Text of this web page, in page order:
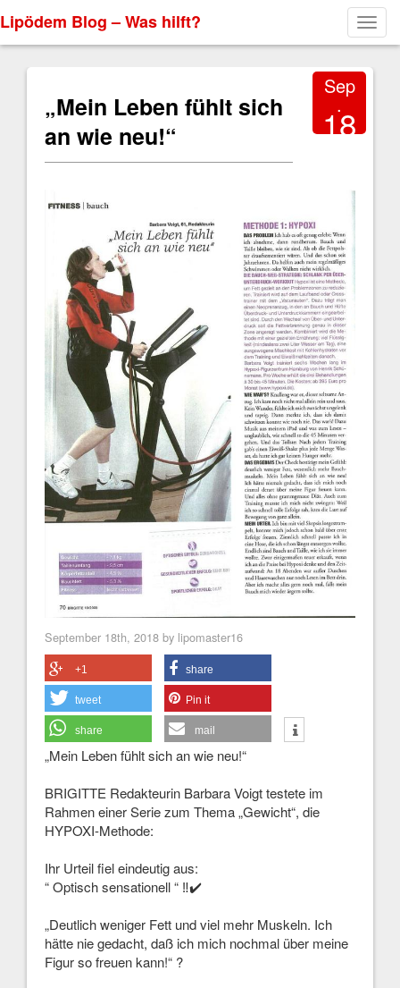
Lipödem Blog – Was hilft?
„Mein Leben fühlt sich
an wie neu!“
Sep
.
18
September 18th, 2018 by lipomaster16
+1 share
tweet Pin it
share mail
„Mein Leben fühlt sich an wie neu!“
BRIGITTE Redakteurin Barbara Voigt testete im
Rahmen einer Serie zum Thema „Gewicht“, die
HYPOXI-Methode:
Ihr Urteil fiel eindeutig aus:
“ Optisch sensationell “ ‼️✔️
„Deutlich weniger Fett und viel mehr Muskeln. Ich
hätte nie gedacht, daß ich mich nochmal über meine
Figur so freuen kann!“ ?